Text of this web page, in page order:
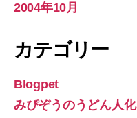
2004年10月
カテゴリー
Blogpet
みぴぞうのうどん人化